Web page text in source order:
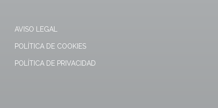
AVISO LEGAL
POLÍTICA DE COOKIES
POLÍTICA DE PRIVACIDAD